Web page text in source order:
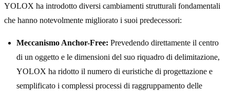
YOLOX ha introdotto diversi cambiamenti strutturali fondamentali
che hanno notevolmente migliorato i suoi predecessori:
Meccanismo Anchor-Free: Prevedendo direttamente il centro
di un oggetto e le dimensioni del suo riquadro di delimitazione,
YOLOX ha ridotto il numero di euristiche di progettazione e
semplificato i complessi processi di raggruppamento delle